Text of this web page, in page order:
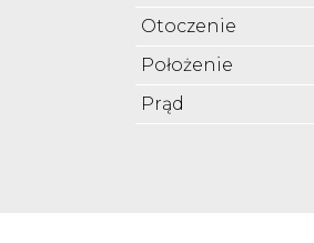
Otoczenie
Położenie
Prąd